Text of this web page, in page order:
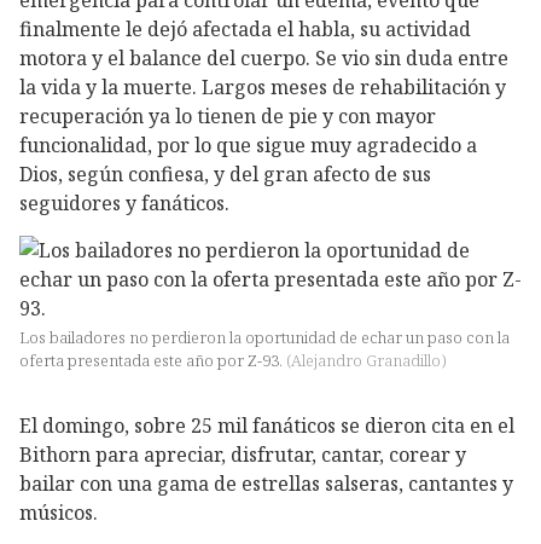
finalmente le dejó afectada el habla, su actividad
motora y el balance del cuerpo. Se vio sin duda entre
la vida y la muerte. Largos meses de rehabilitación y
recuperación ya lo tienen de pie y con mayor
funcionalidad, por lo que sigue muy agradecido a
Dios, según confiesa, y del gran afecto de sus
seguidores y fanáticos.
Los bailadores no perdieron la oportunidad de echar un paso con la
oferta presentada este año por Z-93. (Alejandro Granadillo)
El domingo, sobre 25 mil fanáticos se dieron cita en el
Bithorn para apreciar, disfrutar, cantar, corear y
bailar con una gama de estrellas salseras, cantantes y
músicos.